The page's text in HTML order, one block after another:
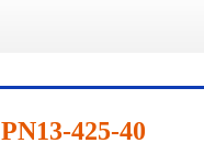
PN13-425-40